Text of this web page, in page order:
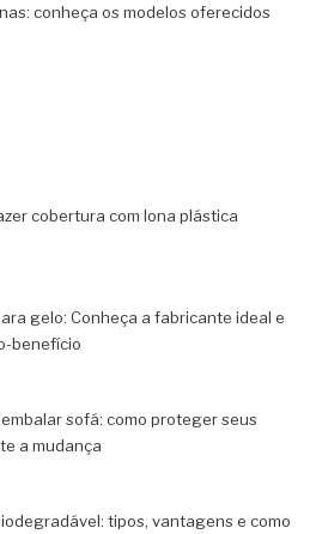
conheça os modelos oferecidos
cobertura com lona plástica
gelo: Conheça a fabricante ideal e
benefício
sofá: como proteger seus
a mudança
tipos, vantagens e como